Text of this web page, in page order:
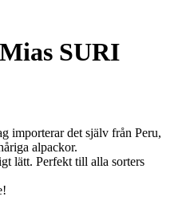
SURI
importerar det själv från Peru,
alpackor.
lätt. Perfekt till alla sorters